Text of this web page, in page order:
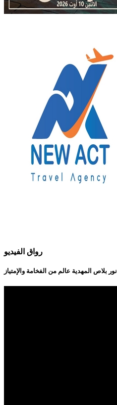
رواق الفيديو
نور بلاص المهدية عالم من الفخامة والإمتياز